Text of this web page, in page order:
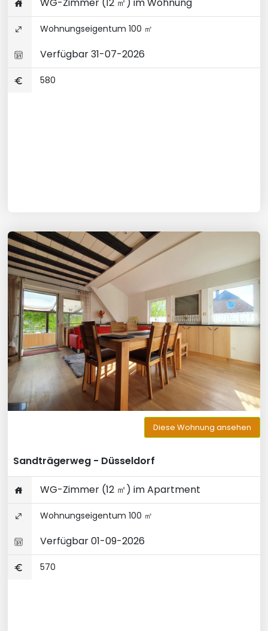
Wohnungseigentum 100 ㎡
Verfügbar 31-07-2026
580
Diese Wohnung ansehen
Sandträgerweg - Düsseldorf
WG-Zimmer (12 ㎡) im Apartment
Wohnungseigentum 100 ㎡
Verfügbar 01-09-2026
570